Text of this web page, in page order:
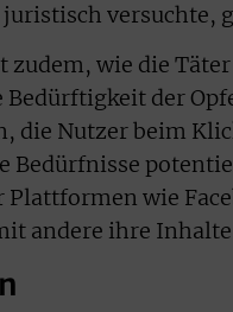
versuchte,
zudem, wie die
der
die Nutzer beim
Bedürfnisse
wie
andere ihre